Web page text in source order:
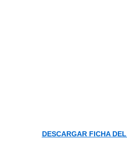
DESCARGAR FICHA